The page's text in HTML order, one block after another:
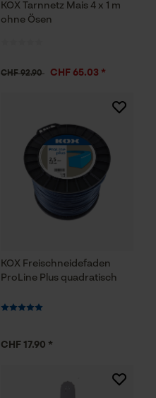
KOX Tarnnetz Mais 4 x 1 m
ohne Ösen
CHF 92.90 CHF 65.03 *
KOX Freischneidefaden
ProLine Plus quadratisch
CHF 17.90 *